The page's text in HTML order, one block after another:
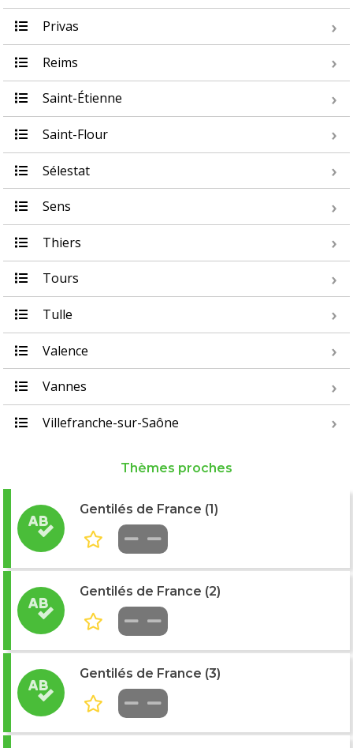
Privas
Reims
Saint-Étienne
Saint-Flour
Sélestat
Sens
Thiers
Tours
Tulle
Valence
Vannes
Villefranche-sur-Saône
Thèmes proches
Gentilés de France (1)
Gentilés de France (2)
Gentilés de France (3)